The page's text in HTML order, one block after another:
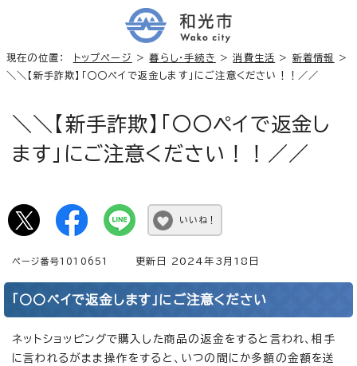
現在の位置： トップページ >暮らし・手続き >消費生活 > 新着情報
>
＼＼【新手詐欺】「〇〇ペイで返金します」にご注意ください！！／／
＼＼【新手詐欺】「〇〇ペイで返金し
ます」にご注意ください！！／／
いいね！
ページ番号1010651 更新日 2024年3月18日
「○○ペイで返金します」にご注意ください
ネットショッピングで購入した商品の返金をすると言われ、相手
に言われるがまま操作をすると、いつの間にか多額の金額を送